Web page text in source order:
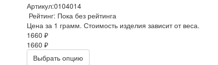
Артикул:0104014
Рейтинг: Пока без рейтинга
Цена за 1 грамм. Стоимость изделия зависит от веса.
1660 ₽
1660 ₽
Выбрать опцию